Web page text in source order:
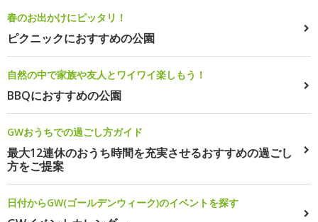
春のお出かけにピッタリ！
ピクニックにおすすめの公園
自然の中で家族や友人とワイワイ楽しもう！
BBQにおすすめの公園
GWおうちでの過ごし方ガイド
最大12連休のおうち時間を充実させるおすすめの過ごし
方をご提案
日付からGW(ゴールデンウィーク)のイベントを探す